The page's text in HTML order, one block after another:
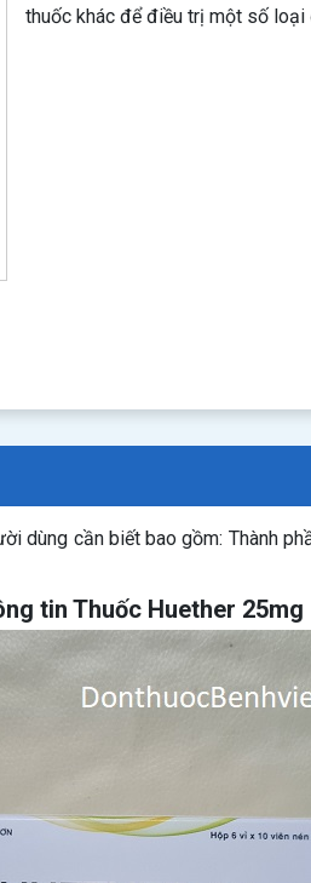
thuốc khác để điều trị một số loại
dùng cần biết bao gồm: Thành
tin Thuốc Huether 25mg